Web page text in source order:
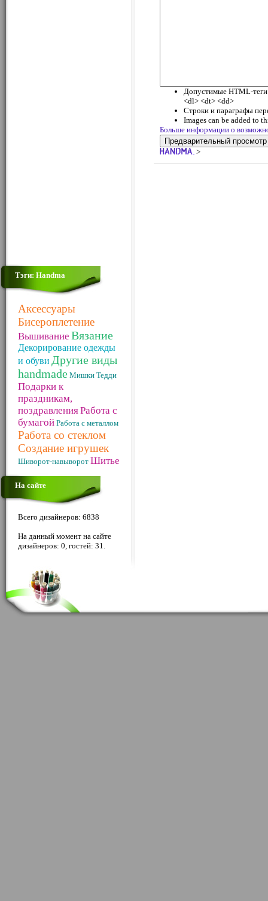
Тэги: Handma
Аксессуары
Бисероплетение
Вышивание Вязание
Декорирование одежды
и обуви Другие виды
handmade Мишки Тедди
Подарки к
праздникам,
поздравленияРабота с
бумагой Работа с металлом
Работа со стеклом
Создание игрушек
Шиворот-навыворот Шитье
На сайте
Всего дизайнеров: 6838
На данный момент на сайте
дизайнеров: 0, гостей: 31.
Допустимые HTML-
<dl> <dt> <dd>
Строки и параграфы
Images can be added to
Больше информации о
>